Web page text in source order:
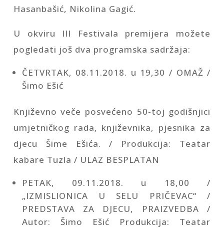
Hasanbašić, Nikolina Gagić.
U okviru III Festivala premijera možete
pogledati još dva programska sadržaja:
ČETVRTAK, 08.11.2018. u 19,30 / OMAŽ /
Šimo Ešić
Književno veče posvećeno 50-toj godišnjici
umjetničkog rada, književnika, pjesnika za
djecu Šime Ešića. / Produkcija: Teatar
kabare Tuzla / ULAZ BESPLATAN
PETAK, 09.11.2018. u 18,00 /
„IZMISLIONICA U SELU PRIČEVAC“ /
PREDSTAVA ZA DJECU, PRAIZVEDBA /
Autor: Šimo Ešić Produkcija: Teatar